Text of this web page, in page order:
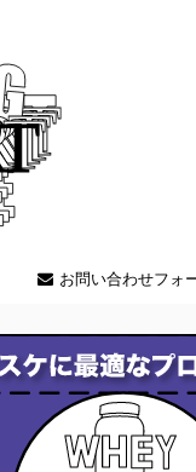
お問い合わせフォ